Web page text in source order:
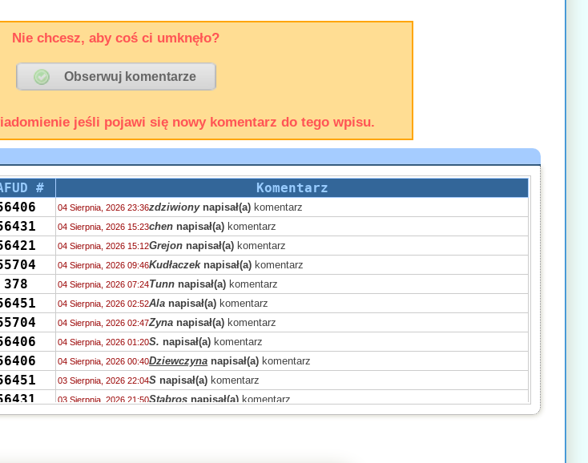
Nie chcesz, aby coś ci umknęło?
jeśli pojawi się nowy komentarz do tego wpisu.
#
Komentarz
04 Sierpnia, 2026 23:36zdziwionynapisał(a) komentarz
04 Sierpnia, 2026 15:23chen napisał(a) komentarz
04 Sierpnia, 2026 15:12Grejon napisał(a) komentarz
04 Sierpnia, 2026 09:46Kudłaczeknapisał(a) komentarz
378 04 Sierpnia, 2026 07:24Tunn napisał(a) komentarz
04 Sierpnia, 2026 02:52Ala napisał(a) komentarz
04 Sierpnia, 2026 02:47Zyna napisał(a) komentarz
04 Sierpnia, 2026 01:20S. napisał(a) komentarz
04 Sierpnia, 2026 00:40Dziewczyna napisał(a) komentarz
03 Sierpnia, 2026 22:04S napisał(a) komentarz
03 Sierpnia, 2026 21:50Stabros napisał(a) komentarz
03 Sierpnia, 2026 21:43Stabrosnapisał(a)komentarz